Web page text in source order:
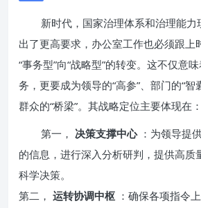
新时代，国家治理体系和治理能
出了更高要求，办公室工作也必须跟上
“事务型”向“战略型”的转变。这不仅意
务，更要成为领导的“高参”、部门的“智
群众的“桥梁”。其战略定位主要体现在：
第一， 决策支撑中心 ：为领导提
的信息，进行深入分析研判，提供高质
科学决策。
第二， 运转协调中枢 ：确保各项指令